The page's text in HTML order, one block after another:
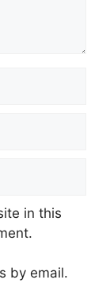
in this
by email.